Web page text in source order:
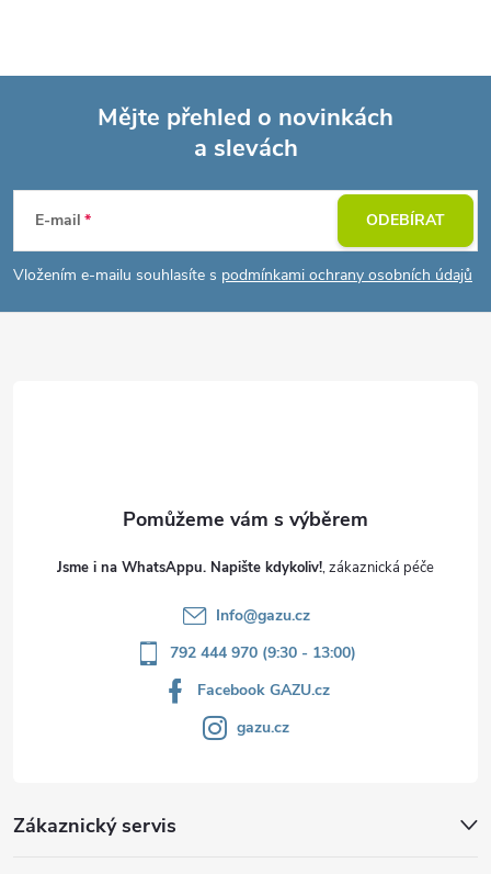
p
a
Mějte přehled o novinkách
a slevách
E-mail
Vložením e-mailu souhlasíte s podmínkami ochrany osobních údajů
ODEBÍRAT
Jsme i na WhatsAppu. Napište kdykoliv!
Info@gazu.cz
792 444 970 (9:30 - 13:00)
Facebook GAZU.cz
gazu.cz
Zákaznický servis